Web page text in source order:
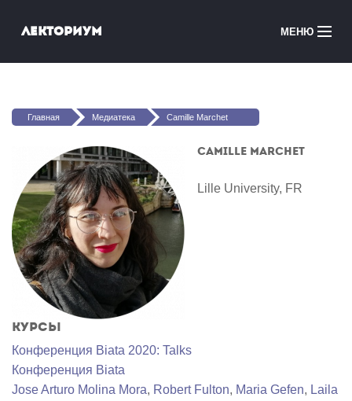
Лекториум МЕНЮ
Медиатека
Онлайн-школы
Courses in English
Вы здесь
Главная Медиатека Camille Marchet
Camille Marchet
Lille University, FR
Курсы
Конференция Biata 2020: Talks
Конференция Biata
Jose Arturo Molina Mora, Robert Fulton, Maria Gefen, Laila